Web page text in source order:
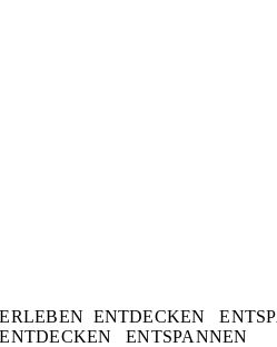
ERLEBEN ENTDECKEN
ENTDECKEN ENTSPANNEN